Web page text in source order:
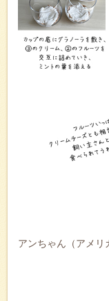
アンちゃん（アメリ